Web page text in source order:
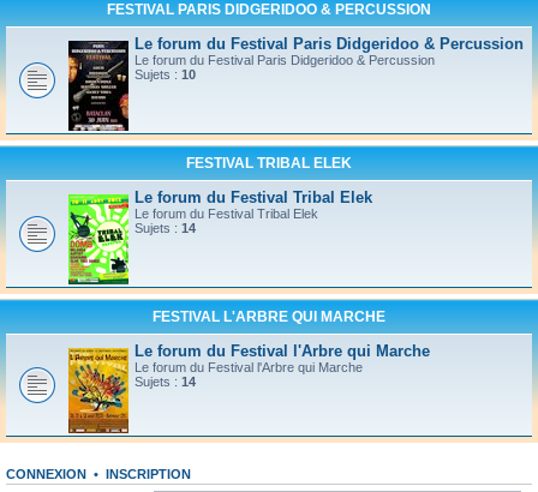
FESTIVAL PARIS DIDGERIDOO & PERCUSSION
Le forum du Festival Paris Didgeridoo & Percussion
Le forum du Festival Paris Didgeridoo & Percussion
Sujets : 10
FESTIVAL TRIBAL ELEK
Le forum du Festival Tribal Elek
Le forum du Festival Tribal Elek
Sujets : 14
FESTIVAL L'ARBRE QUI MARCHE
Le forum du Festival l'Arbre qui Marche
Le forum du Festival l'Arbre qui Marche
Sujets : 14
CONNEXION • INSCRIPTION